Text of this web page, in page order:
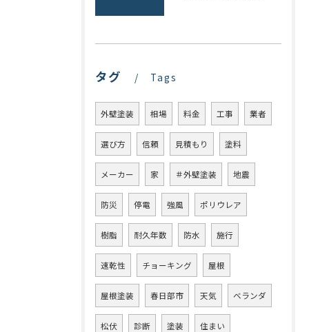
タグ Tags
外壁塗装 相場 料金 工事 業者
選び方 信頼 見積もり 塗料
メーカー 家 ＃外壁塗装 地震
防災 停電 強風 ポリウレア
樹脂 耐久年数 防水 施行
速乾性 チョーキング 屋根
屋根塗装 春日部市 天気 ベランダ
松伏 診断 塗装 住まい